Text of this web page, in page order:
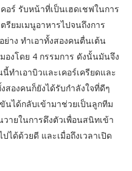
อร์ รับหน้าที่เป็นเฮดเชฟในการ
รียมเมนูอาหารไปจนถึงการ
าง ทำเอาทั้งสองคนตื่นเต้น
องโดย 4 กรรมการ ดังนั้นมันจึง
ทำเอาบิวและเคอร์เครียดและ
องคนก็ยังได้รับกำลังใจที่ดีๆ
นได้กลับเข้ามาช่วยเป็นลูกทีม
ายในการดึงตัวเพื่อนสนิทเข้า
ได้ด้วยดี และเมื่อถึงเวลาเปิด